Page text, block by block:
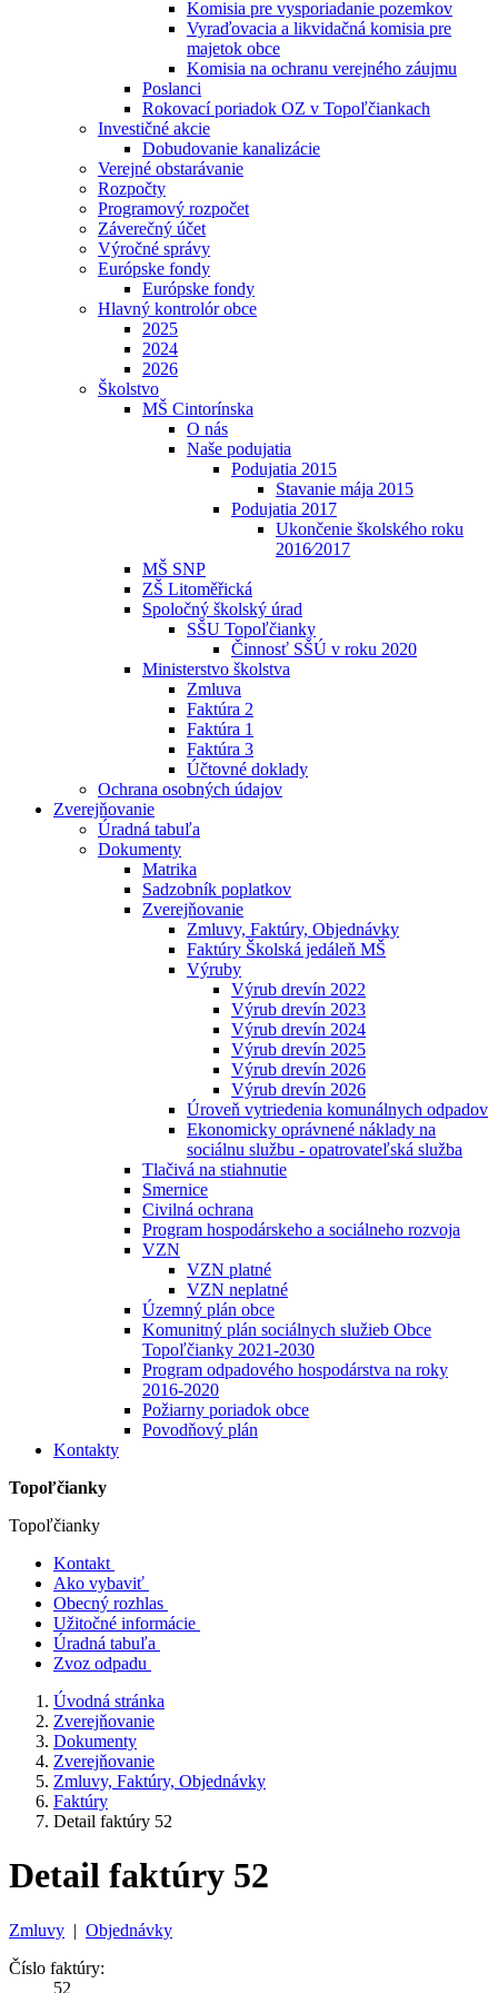
Komisia pre vysporiadanie pozemkov
Vyraďovacia a likvidačná komisia pre
majetok obce
Komisia na ochranu verejného záujmu
Poslanci
Rokovací poriadok OZ v Topoľčiankach
Investičné akcie
Dobudovanie kanalizácie
Verejné obstarávanie
Rozpočty
Programový rozpočet
Záverečný účet
Výročné správy
Európske fondy
Európske fondy
Hlavný kontrolór obce
2025
2024
2026
Školstvo
MŠ Cintorínska
O nás
Naše podujatia
Podujatia 2015
Stavanie mája 2015
Podujatia 2017
Ukončenie školského roku
2016⁄2017
MŠ SNP
ZŠ Litoměřická
Spoločný školský úrad
SŠU Topoľčianky
Činnosť SŠÚ v roku 2020
Ministerstvo školstva
Zmluva
Faktúra 2
Faktúra 1
Faktúra 3
Účtovné doklady
Ochrana osobných údajov
Zverejňovanie
Úradná tabuľa
Dokumenty
Matrika
Sadzobník poplatkov
Zverejňovanie
Zmluvy, Faktúry, Objednávky
Faktúry Školská jedáleň MŠ
Výruby
Výrub drevín 2022
Výrub drevín 2023
Výrub drevín 2024
Výrub drevín 2025
Výrub drevín 2026
Výrub drevín 2026
Úroveň vytriedenia komunálnych odpadov
Ekonomicky oprávnené náklady na
sociálnu službu - opatrovateľská služba
Tlačivá na stiahnutie
Smernice
Civilná ochrana
Program hospodárskeho a sociálneho rozvoja
VZN
VZN platné
VZN neplatné
Územný plán obce
Komunitný plán sociálnych služieb Obce
Topoľčianky 2021-2030
Program odpadového hospodárstva na roky
2016-2020
Požiarny poriadok obce
Povodňový plán
Kontakty
Topoľčianky
Topoľčianky
Kontakt
Ako vybaviť
Obecný rozhlas
Užitočné informácie
Úradná tabuľa
Zvoz odpadu
Úvodná stránka
Zverejňovanie
Dokumenty
Zverejňovanie
Zmluvy, Faktúry, Objednávky
Faktúry
Detail faktúry 52
Detail faktúry 52
Zmluvy | Objednávky
Číslo faktúry:
52